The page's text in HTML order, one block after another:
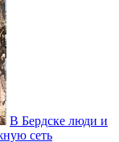
В Бердске люди и
сеть